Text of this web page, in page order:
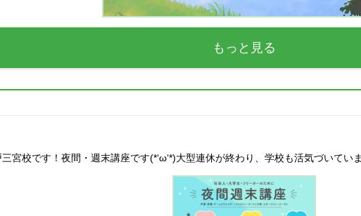
もっと見る
宮校です！夜間・週末講座です(*‘ω‘*)大型連休が終わり、学校も活気づいてい